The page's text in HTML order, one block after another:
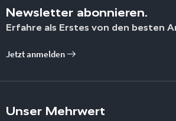
Newsletter abonnieren.
Erfahre als Erstes von den besten
Jetzt anmelden
Unser Mehrwert